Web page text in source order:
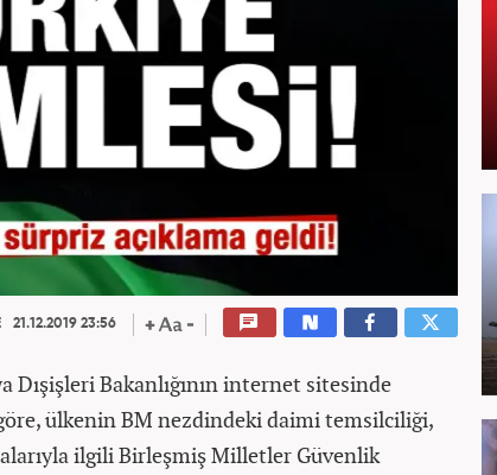
21.12.2019 23:56
Dışişleri Bakanlığının internet sitesinde
ülkenin BM nezdindeki daimi temsilciliği,
ilgili Birleşmiş Milletler Güvenlik